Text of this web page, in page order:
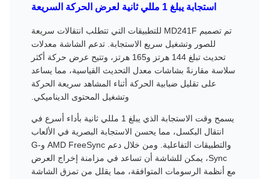
استجابة يبلغ 1 مللي ثانية لعرض الحركة السريعة
تم تصميم MD241F للتطبيقات التي تتطلب انتقالات سريعة
للصور وتشغيل سريع الاستجابة. تدعم الشاشة معدلات
تحديث تبلغ 144 هرتز و165 هرتز، وتتيح عرض حركة أكثر
سلاسة مقارنةً بشاشات معدل التحديث القياسية، مما يساعد
على تقليل ضبابية الحركة أثناء المشاهد سريعة الحركة
وتشغيل المحتوى الديناميكي.
يسمح وقت الاستجابة الذي يبلغ 1 مللي ثانية بأداء أسرع في
انتقال البكسل، مما يحسن الاستجابة البصرية في الألعاب
والتطبيقات التفاعلية. ومن خلال دعم AMD FreeSync وG-
Sync، يمكن للشاشة أن تساعد في مزامنة إخراج العرض
مع أنظمة الرسومات المتوافقة، مما يقلل من تمزق الشاشة